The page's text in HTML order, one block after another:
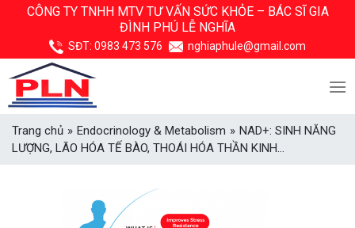
CÔNG TY TNHH MTV TƯ VẤN SỨC KHỎE – BÁC SĨ GIA
ĐÌNH PHÚ LỄ NGHĨA
SĐT: 0983 473 576 nghiaphule@gmail.com
Trang chủ » Endocrinology & Metabolism » NAD+: SINH NĂNG
LƯỢNG, LÃO HÓA TẾ BÀO, THOÁI HÓA THẦN KINH…